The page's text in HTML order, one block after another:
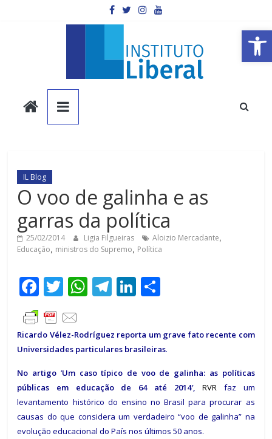
Barra de Ferramentas Aberta
Instituto
Liberal
é
a
parte
mais
importante
da
IL Blog
O voo de galinha e as
garras da política
25/02/2014 Ligia Filgueiras Aloizio Mercadante,
Educação, ministros do Supremo, Política
F
ac
e
b
o
o
k
T
w
itt
er
W
at
s
p
p
T
gr
a
m
Li
k
e
n
p
ar
til
h
ar
Ricardo Vélez-Rodríguez reporta um grave fato recente com
Universidades particulares brasileiras.
No artigo ‘Um caso típico de voo de galinha: as políticas
públicas em educação de 64 até 2014′,RVR
faz um
levantamento histórico do ensino no Brasil para procurar as
causas do que considera um verdadeiro “voo de galinha” na
evolução educacional do País nos últimos 50 anos.